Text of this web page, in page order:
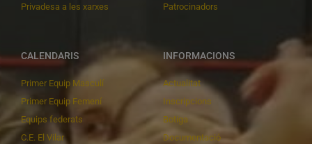
Privadesa a les xarxes
Patrocinadors
CALENDARIS
Primer Equip Masculí
Primer Equip Femení
Equips federats
C.E. El Vilar
INFORMACIONS
Actualitat
Inscripcions
Botiga
Documentació